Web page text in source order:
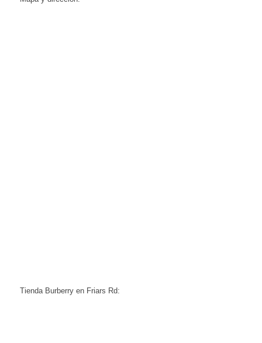
Tienda Burberry en Friars Rd: